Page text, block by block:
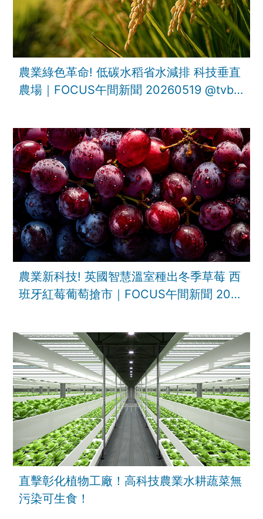
農業綠色革命! 低碳水稻省水減排 科技垂直
農場｜FOCUS午間新聞 20260519 ‪@tvbsf
農業新科技! 英國智慧溫室種出冬季草莓 西
班牙紅莓葡萄搶市｜FOCUS午間新聞 202
直擊彰化植物工廠！高科技農業水耕蔬菜無
污染可生食！